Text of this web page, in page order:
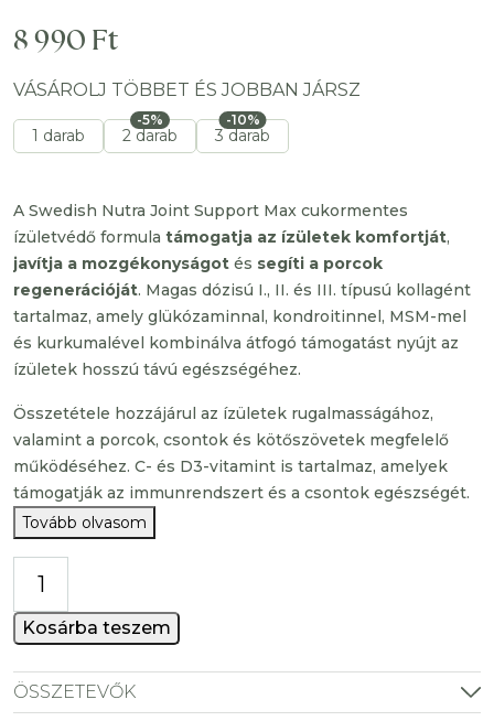
8 990 Ft
VÁSÁROLJ TÖBBET ÉS JOBBAN JÁRSZ
1 darab 2 darab
-5%
3 darab
-10%
A Swedish Nutra Joint Support Max cukormentes
ízületvédő formula támogatja az ízületek komfortját,
javítja a mozgékonyságot és segíti a porcok
regenerációját. Magas dózisú I., II. és III. típusú kollagént
tartalmaz, amely glükózaminnal, kondroitinnel, MSM-mel
és kurkumalével kombinálva átfogó támogatást nyújt az
ízületek hosszú távú egészségéhez.
Összetétele hozzájárul az ízületek rugalmasságához,
valamint a porcok, csontok és kötőszövetek megfelelő
működéséhez. C- és D3-vitamint is tartalmaz, amelyek
támogatják az immunrendszert és a csontok egészségét.
Tovább olvasom
kollagénital
MAX
-
cukormentes
mennyiség
Kosárba teszem
ÖSSZETEVŐK